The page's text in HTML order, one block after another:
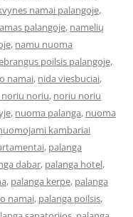
namai palangoje,
palangoje, namelių
, namu nuoma
poilsis palangoje,
namai, nida viesbuciai,
noriu, noriu noriu
, nuoma palanga, nuoma
kambariai
, palanga
dabar, palanga hotel,
, palanga kerpe, palanga
namai, palanga poilsis,